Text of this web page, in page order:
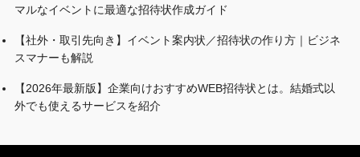
マルなイベントに最適な招待状作成ガイド
【社外・取引先向き】イベント案内状／招待状の作り方｜ビジネ
スマナーも解説
【2026年最新版】企業向けおすすめWEB招待状とは。結婚式以
外でも使えるサービスを紹介